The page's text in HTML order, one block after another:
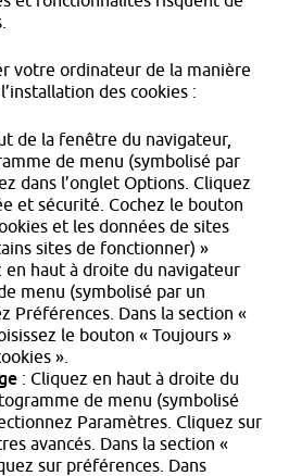
votre ordinateur de la manière
des cookies :
de la fenêtre du navigateur,
de menu (symbolisé par
dans l’onglet Options. Cliquez
et sécurité. Cochez le bouton
et les données de sites
sites de fonctionner) »
en haut à droite du navigateur
menu (symbolisé par un
Préférences. Dans la section «
le bouton « Toujours »
».
: Cliquez en haut à droite du
de menu (symbolisé
Paramètres. Cliquez sur
avancés. Dans la section «
sur préférences. Dans